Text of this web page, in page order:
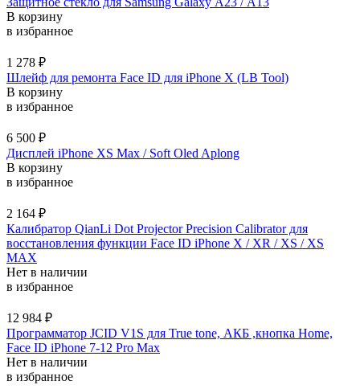
В корзину
в избранное
1 278 ₽
Шлейф для ремонта Face ID для iPhone X (LB Tool)
В корзину
в избранное
6 500 ₽
Дисплей iPhone XS Max / Soft Oled Aplong
В корзину
в избранное
2 164 ₽
Калибратор QianLi Dot Projector Precision Calibrator для
восстановления функции Face ID iPhone X / XR / XS / XS
MAX
Нет в наличии
в избранное
12 984 ₽
Программатор JCID V1S для True tone, АКБ ,кнопка Home,
Face ID iPhone 7-12 Pro Max
Нет в наличии
в избранное